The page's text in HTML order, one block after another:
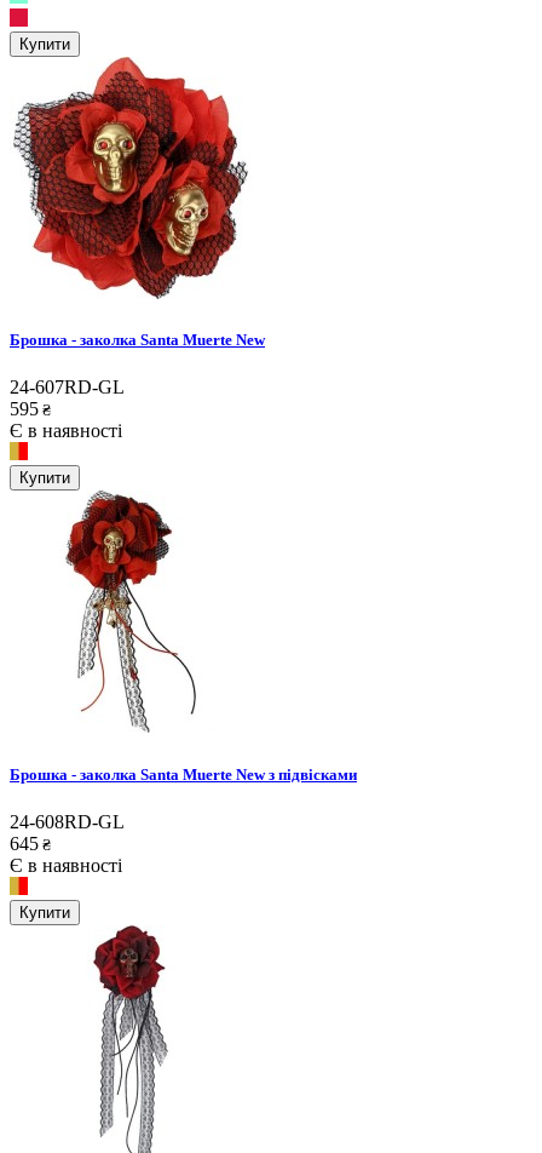
Купити
Брошка - заколка Santa Muerte New
24-607RD-GL
595 ₴
Є в наявності
Купити
Брошка - заколка Santa Muerte New з підвісками
24-608RD-GL
645 ₴
Є в наявності
Купити